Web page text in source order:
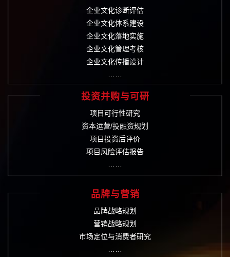
企业文化诊断评估
企业文化体系建设
企业文化落地实施
企业文化管理考核
企业文化传播设计
投资并购与可研
项目可行性研究
资本运营/投融资规划
项目投资后评价
项目风险评估报告
品牌与营销
品牌战略规划
营销战略规划
市场定位与消费者研究